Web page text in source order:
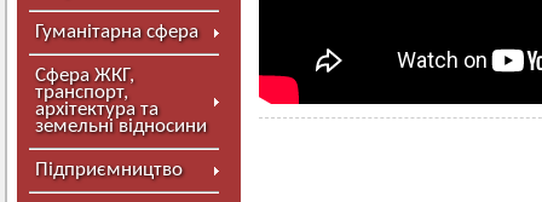
Гуманітарна сфера
Сфера ЖКГ,
транспорт,
архітектура та
земельні відносини
Підприємництво